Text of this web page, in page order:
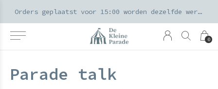
0
Orders geplaatst voor 15:00 worden dezelfde werkdag verzonden
Parade talk